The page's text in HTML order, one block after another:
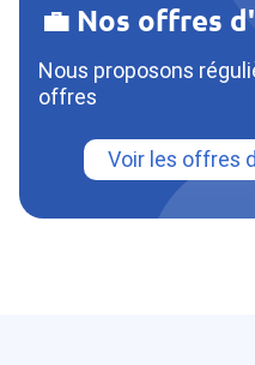
💼 Nos offres
Nous proposons
offres
Voir les offres